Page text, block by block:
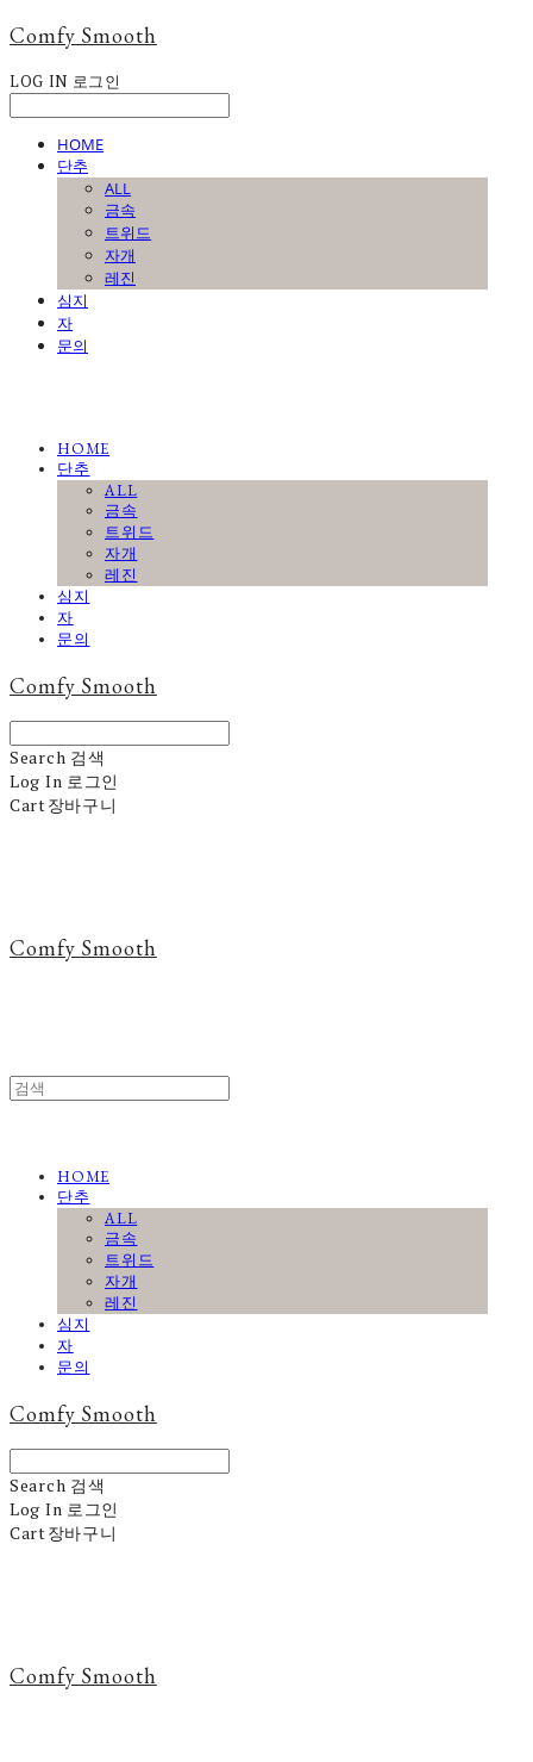
Comfy Smooth
LOG IN 로그인
HOME
단추
ALL
금속
트위드
자개
레진
심지
자
문의
HOME
단추
ALL
금속
트위드
자개
레진
심지
자
문의
Comfy Smooth
Search 검색
Log In 로그인
Cart장바구니
Comfy Smooth
HOME
단추
ALL
금속
트위드
자개
레진
심지
자
문의
Comfy Smooth
Search 검색
Log In 로그인
Cart장바구니
Comfy Smooth